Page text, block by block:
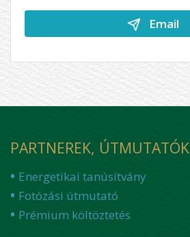
Email
PARTNEREK, ÚTMUTATÓK
Energetikai tanúsítvány
Fotózási útmutató
Prémium költöztetés